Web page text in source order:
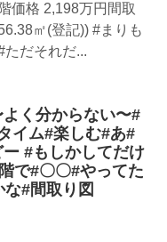
価格 2,198万円間取
㎡(登記)) #まりも
ただそれだ...
く分からない〜#
イム#楽しむ#あ#
#もしかしてだけ
で#〇〇#やってた
#間取り図